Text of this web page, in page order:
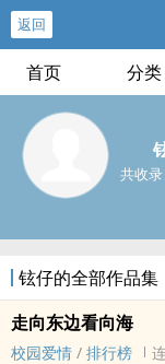
返回
首页 分类
共收
铉仔的全部作品集
走向东边看向海
校园爱情 / 排行榜